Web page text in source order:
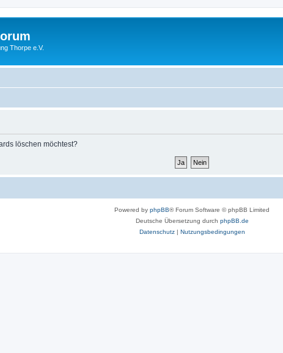
Thorpe e.V.
löschen möchtest?
Powered by phpBB® Forum Software © phpBB Limited
Deutsche Übersetzung durch phpBB.de
Datenschutz| Nutzungsbedingungen